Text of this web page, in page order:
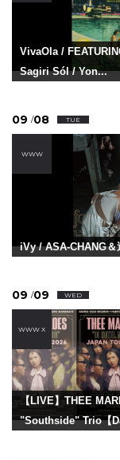
VivaOla /
Sagiri Sól / Yon...
09 /08 TUE
WWW
iVy / ASA-CHANG
09 /09 WED
WWW X
【LIVE】THEE
"Southside" Trio【